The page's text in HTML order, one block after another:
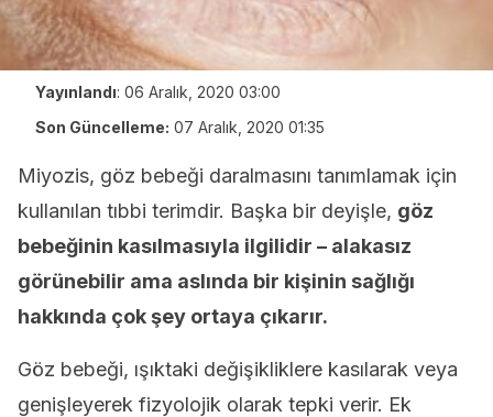
Yayınlandı: 06 Aralık, 2020 03:00
Son Güncelleme: 07 Aralık, 2020 01:35
Miyozis, göz bebeği daralmasını tanımlamak için
kullanılan tıbbi terimdir. Başka bir deyişle, göz
bebeğinin kasılmasıyla ilgilidir – alakasız
görünebilir ama aslında bir kişinin sağlığı
hakkında çok şey ortaya çıkarır.
Göz bebeği, ışıktaki değişikliklere kasılarak veya
genişleyerek fizyolojik olarak tepki verir. Ek